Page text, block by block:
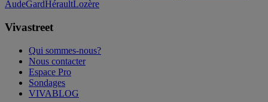
AudeGardHéraultLozère
Vivastreet
Qui sommes-nous?
Nous contacter
Espace Pro
Sondages
VIVABLOG